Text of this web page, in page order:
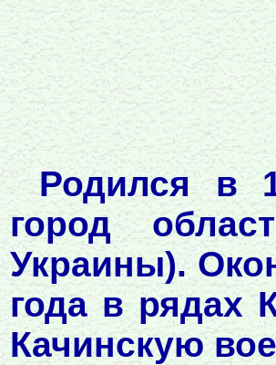
Родился в
город
Украины).
года в рядах
Качинскую